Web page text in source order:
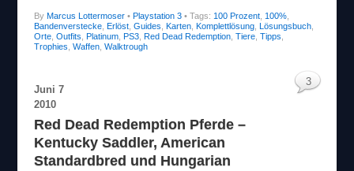
By Marcus Lottermoser• Playstation 3 • Tags: 100 Prozent, 100%,
Bandenverstecke, Erlöst, Guides Karten, Komplettlösung, Lösungsbuch,
Orte, Outfits Platinum, PS3, Red Dead Redemption, Tiere, Tipps
Trophies Waffen, Walktrough
Juni 7
2010
Red Dead Redemption Pferde –
Kentucky Saddler, American
Standardbred und Hungarian
3